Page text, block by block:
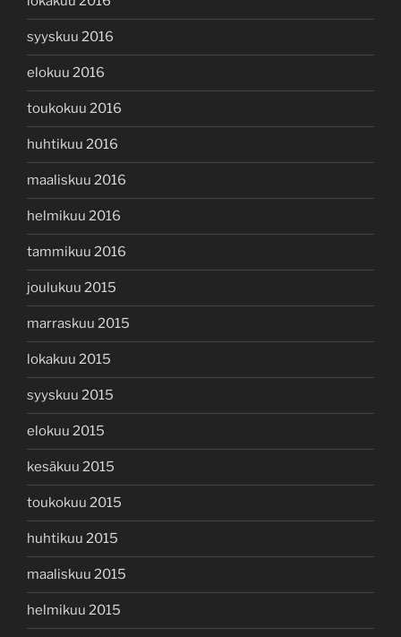
syyskuu 2016
elokuu 2016
toukokuu 2016
huhtikuu 2016
maaliskuu 2016
helmikuu 2016
tammikuu 2016
joulukuu 2015
marraskuu 2015
lokakuu 2015
syyskuu 2015
elokuu 2015
kesäkuu 2015
toukokuu 2015
huhtikuu 2015
maaliskuu 2015
helmikuu 2015